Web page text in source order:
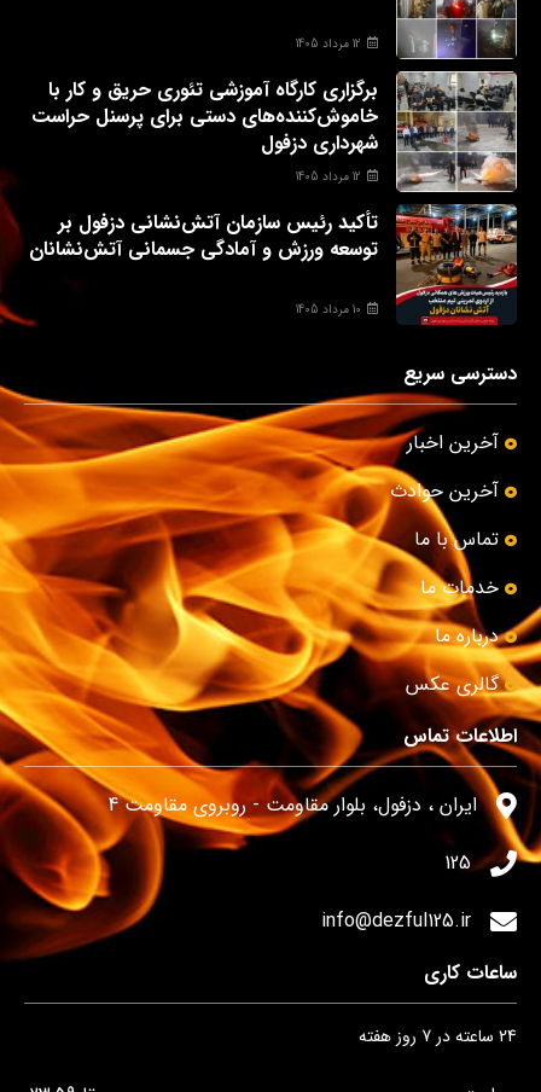
12 مرداد 1405
برگزاری کارگاه آموزشی تئوری حریق و کار با
خاموش‌کننده‌های دستی برای پرسنل حراست
شهرداری دزفول
12 مرداد 1405
تأکید رئیس سازمان آتش‌نشانی دزفول بر
توسعه ورزش و آمادگی جسمانی آتش‌نشانان
10 مرداد 1405
دسترسی سریع
آخرین اخبار
آخرین حوادث
تماس با ما
خدمات ما
درباره ما
گالری عکس
اطلاعات تماس
ایران ، دزفول، بلوار مقاومت - روبروی مقاومت 4
125
info@dezful125.ir
ساعات کاری
24 ساعته در 7 روز هفته